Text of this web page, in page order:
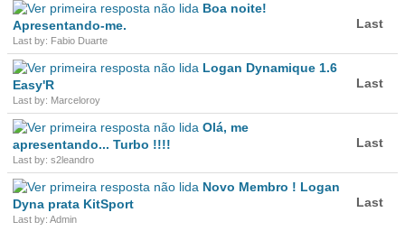
Boa noite!
Apresentando-me.
Last by: Fabio Duarte
Last
Logan Dynamique 1.6
Easy'R
Last by: Marceloroy
Last
Olá, me
apresentando... Turbo !!!!
Last by: s2leandro
Last
Novo Membro ! Logan
Dyna prata KitSport
Last by: Admin
Last